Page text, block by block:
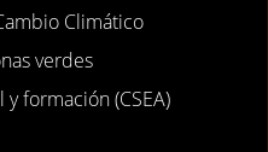
Climático
verdes
formación (CSEA)